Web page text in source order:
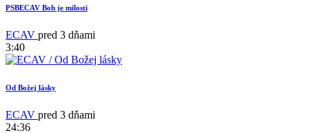
13
PSBECAV Boh je milosti
ECAV pred 3 dňami
3:40
Od Božej lásky
ECAV pred 3 dňami
24:36